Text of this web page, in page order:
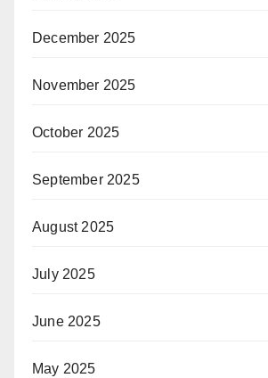
December 2025
November 2025
October 2025
September 2025
August 2025
July 2025
June 2025
May 2025